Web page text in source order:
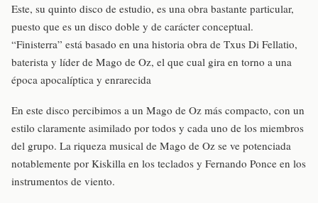
Este, su quinto disco de estudio, es una obra bastante particular,
puesto que es un disco doble y de carácter conceptual.
“Finisterra” está basado en una historia obra de Txus Di Fellatio,
baterista y líder de Mago de Oz, el que cual gira en torno a una
época apocalíptica y enrarecida
En este disco percibimos a un Mago de Oz más compacto, con un
estilo claramente asimilado por todos y cada uno de los miembros
del grupo. La riqueza musical de Mago de Oz se ve potenciada
notablemente por Kiskilla en los teclados y Fernando Ponce en los
instrumentos de viento.